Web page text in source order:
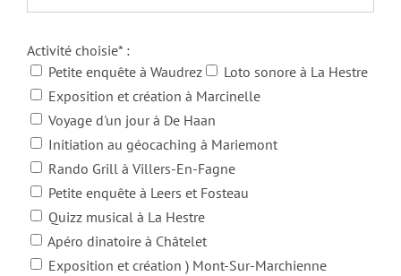
Activité choisie* :
Petite enquête à Waudrez
Loto sonore à La Hestre
Exposition et création à Marcinelle
Voyage d'un jour à De Haan
Initiation au géocaching à Mariemont
Rando Grill à Villers-En-Fagne
Petite enquête à Leers et Fosteau
Quizz musical à La Hestre
Apéro dinatoire à Châtelet
Exposition et création ) Mont-Sur-Marchienne